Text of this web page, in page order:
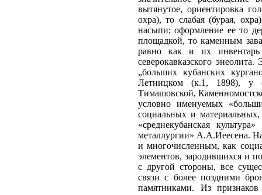
вытянутое, ориентировка
охра), то слабая (бурая,
насыпи; оформление ее то
площадкой, то каменным
равно как и их инвентарь
северокавказского
„больших кубанских
Летницком (к.1, 1898), у
Тимашовской,
условно именуемых
социальных и материальных,
«среднекубанская
металлургии» А.А.Иеесена.
и многочисленным, как
элементов, зародившихся и
с другой стороны, все
связи с более поздними
памятниками. Из